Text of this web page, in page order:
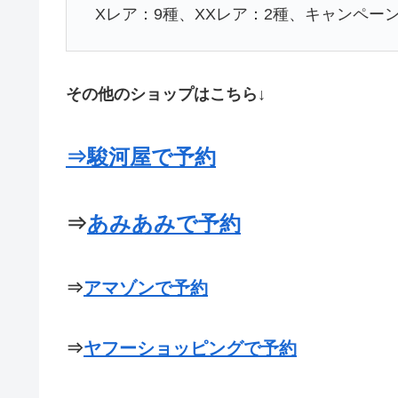
Xレア：9種、XXレア：2種、キャンペー
その他のショップはこちら↓
⇒駿河屋で予約
⇒あみあみで予約
⇒アマゾンで予約
⇒ヤフーショッピングで予約